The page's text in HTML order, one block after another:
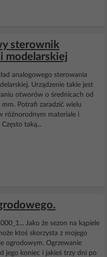
sterownik
modelarskiej
analogowego sterowania
Urządzenie takie jest
otworów o średnicach od
Potrafi zaradzić wielu
różnorodnym materiale i
taką...
Jako że sezon na kąpiele
ktoś skorzysta z mojego
ogrodowym. Ogrzewanie
jego koniec i jakieś trzy dni po